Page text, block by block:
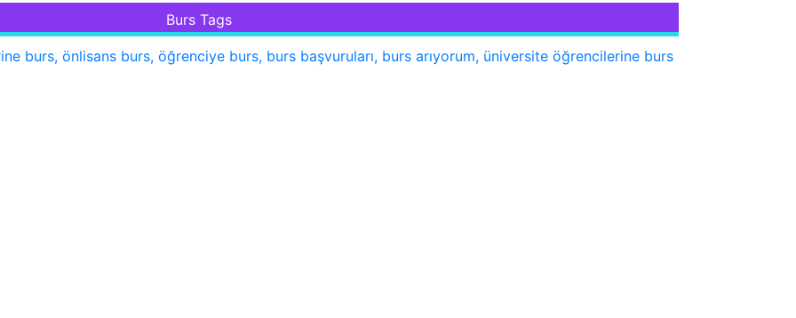
Burs Tags
burs, önlisans burs, öğrenciye burs, burs başvuruları, burs arıyorum, üniversite öğrencilerine burs